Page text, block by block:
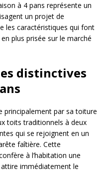
à 4 pans représente un
un projet de
les caractéristiques qui font
plus prisée sur le marché
distinctives
principalement par sa toiture
toits traditionnels à deux
qui se rejoignent en un
faîtière. Cette
à l’habitation une
immédiatement le